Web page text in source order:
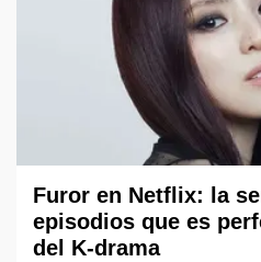
Furor en Netflix: la
episodios que es
del K-drama